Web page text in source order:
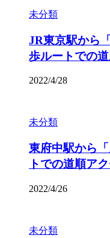
未分類
JR東京駅から
歩ルートでの
2022/4/28
未分類
東府中駅から
トでの道順ア
2022/4/26
未分類